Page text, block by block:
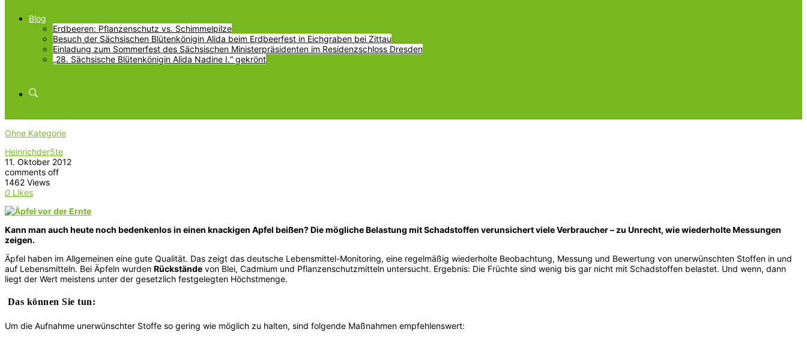
Blog
Erdbeeren: Pflanzenschutz vs. Schimmelpilze
Besuch der Sächsischen Blütenkönigin Alida beim Erdbeerfest in Eichgraben bei Zittau
Einladung zum Sommerfest des Sächsischen Ministerpräsidenten im Residenzschloss Dresden
„28. Sächsische Blütenkönigin Alida Nadine I.“ gekrönt
Ohne Kategorie
Heinrichder5te
11. Oktober 2012
comments off
1462 Views
0 Likes
Kann man auch heute noch bedenkenlos in einen knackigen Apfel beißen? Die mögliche Belastung mit Schadstoffen verunsichert viele Verbraucher – zu Unrecht, wie wiederholte Messungen
zeigen.
Äpfel haben im Allgemeinen eine gute Qualität. Das zeigt das deutsche Lebensmittel-Monitoring, eine regelmäßig wiederholte Beobachtung, Messung und Bewertung von unerwünschten Stoffen in und
auf Lebensmitteln. Bei Äpfeln wurden Rückstände von Blei, Cadmium und Pflanzenschutzmitteln untersucht. Ergebnis: Die Früchte sind wenig bis gar nicht mit Schadstoffen belastet. Und wenn, dann
liegt der Wert meistens unter der gesetzlich festgelegten Höchstmenge.
Das können Sie tun:
Um die Aufnahme unerwünschter Stoffe so gering wie möglich zu halten, sind folgende Maßnahmen empfehlenswert: